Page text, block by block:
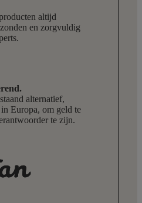
altijd
en zorgvuldig
alternatief,
Europa, om geld te
te zijn.